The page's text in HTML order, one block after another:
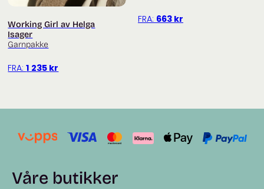
Working Girl av Helga
Isager
Garnpakke
FRA:1 235 kr
FRA: 663 kr
Våre butikker